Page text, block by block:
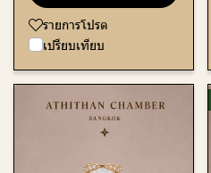
รายการโปรด
เปรียบเทียบ